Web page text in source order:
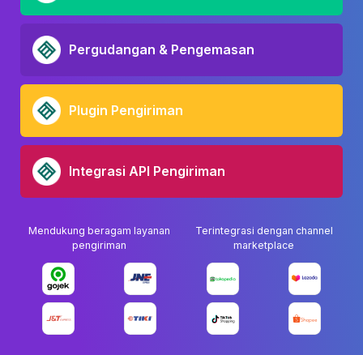
Pergudangan & Pengemasan
Plugin Pengiriman
Integrasi API Pengiriman
Mendukung beragam layanan
pengiriman
Terintegrasi dengan channel
marketplace